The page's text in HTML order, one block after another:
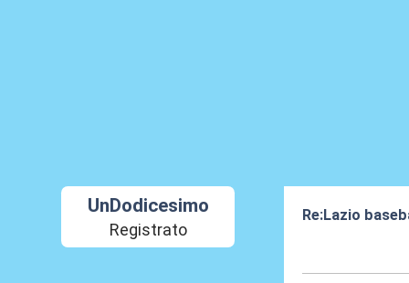
UnDodicesimo
Registrato
Re:Lazio